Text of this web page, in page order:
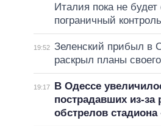
Италия пока не будет
пограничный
19:52 Зеленский прибыл в
раскрыл планы
19:17
В Одессе
пострадавших из-за
обстрелов